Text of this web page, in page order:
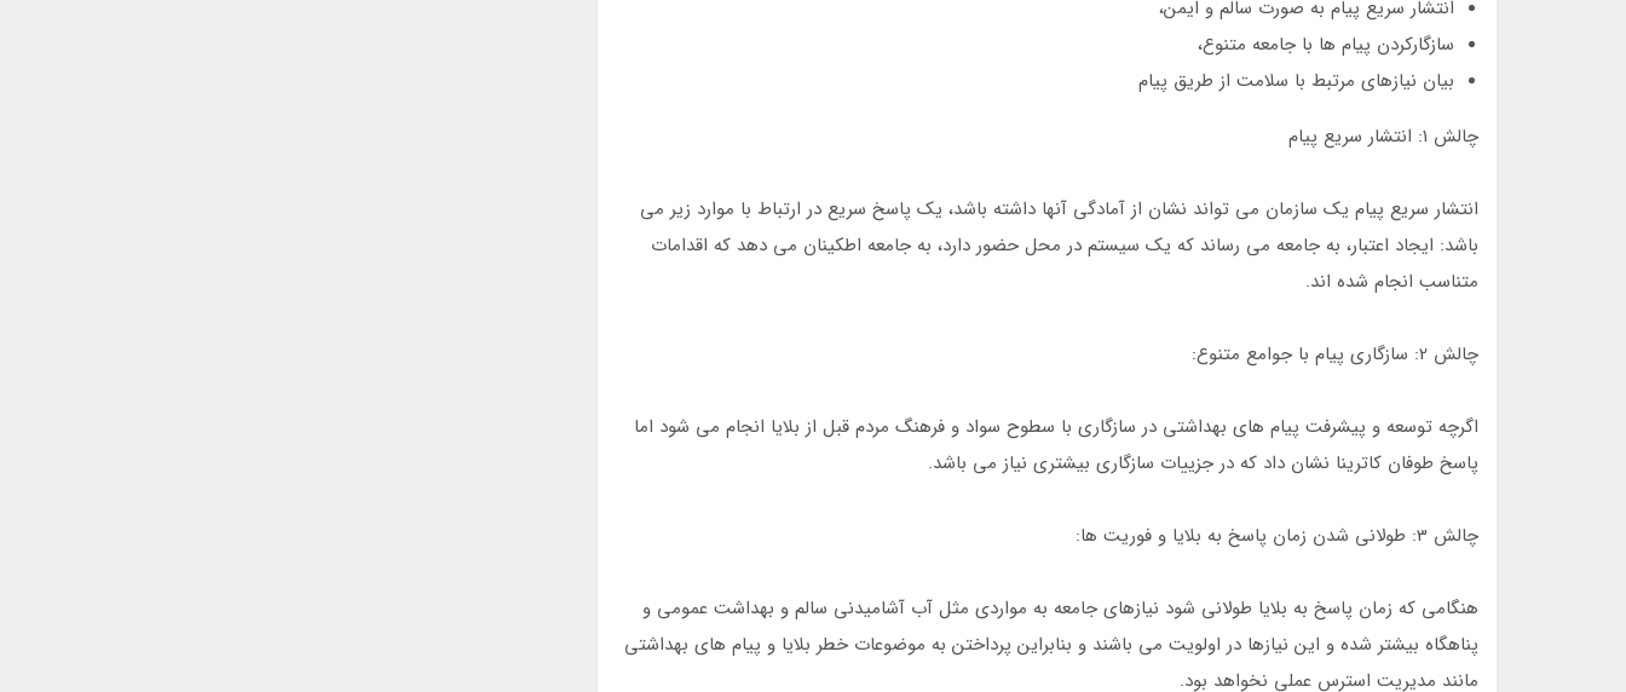
انتشار سریع پیام به صورت سالم و ایمن،
سازگارکردن پیام ها با جامعه متنوع،
بیان نیازهای مرتبط با سلامت از طریق پیام
چالش 1: انتشار سریع پیام
انتشار سریع پیام یک سازمان می تواند نشان از آمادگی آنها داشته باشد، یک پاسخ سریع در ارتباط با موارد زیر می
باشد: ایجاد اعتبار، به جامعه می رساند که یک سیستم در محل حضور دارد، به جامعه اطکینان می دهد که اقدامات
متناسب انجام شده اند.
چالش 2: سازگاری پیام با جوامع متنوع:
اگرچه توسعه و پیشرفت پیام های بهداشتی در سازگاری با سطوح سواد و فرهنگ مردم قبل از بلایا انجام می شود اما
پاسخ طوفان کاترینا نشان داد که در جزییات سازگاری بیشتری نیاز می باشد.
چالش 3: طولانی شدن زمان پاسخ به بلایا و فوریت ها:
هنگامی که زمان پاسخ به بلایا طولانی شود نیازهای جامعه به مواردی مثل آب آشامیدنی سالم و بهداشت عمومی و
پناهگاه بیشتر شده و این نیازها در اولویت می باشند و بنابراین پرداختن به موضوعات خطر بلایا و پیام های بهداشتی
مانند مدیریت استرس عملی نخواهد بود.